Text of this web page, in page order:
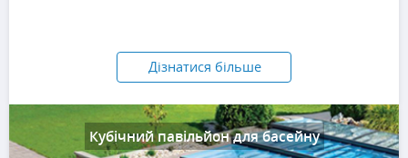
Дізнатися більше
Кубічний павільйон для басейну